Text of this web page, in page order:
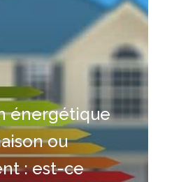
énergétique
ou
: est-ce